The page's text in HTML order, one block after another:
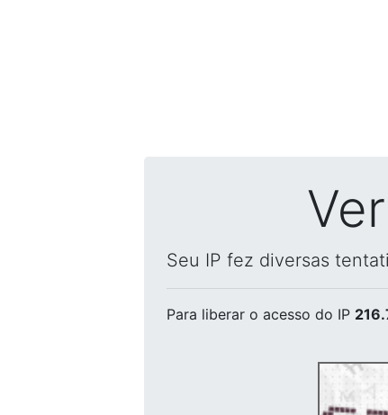
Seu IP fez diversas
Para liberar o acesso do IP